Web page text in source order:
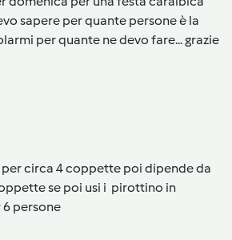
sapere per quante persone è la
per quante ne devo fare... grazie
per circa 4 coppette poi dipende da
se poi usi i pirottino in
persone